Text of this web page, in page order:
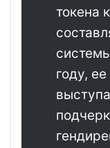
токена
году,